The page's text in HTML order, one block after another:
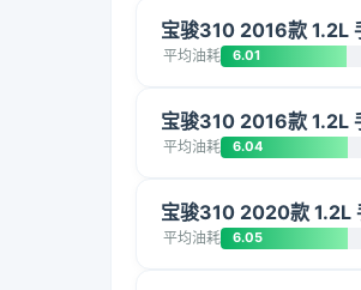
宝骏310 2016款 1.2L
平均油耗 6.01
宝骏310 2016款 1.2L
平均油耗 6.04
宝骏310 2020款 1.2L
平均油耗 6.05